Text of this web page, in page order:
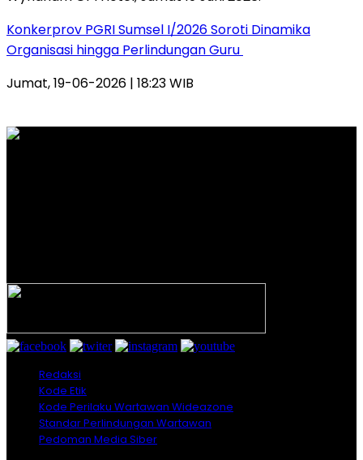
Konkerprov PGRI Sumsel I/2026 Soroti Dinamika
Organisasi hingga Perlindungan Guru ‎
Jumat, 19-06-2026 | 18:23 WIB
Redaksi
Kode Etik
Kode Perilaku Wartawan Wideazone
Standar Perlindungan Wartawan
Pedoman Media Siber